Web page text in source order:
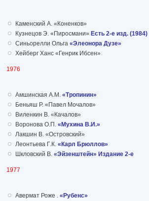
Каменский А. «Коненков»
Кузнецов Э. «Пиросмани» Есть 2-е изд. (1984)
Синьорелли Ольга «Элеонора Дузе»
Хейберг Ханс «Генрик Ибсен»
1976
Амшинская А.М. «Тропинин»
Беньяш Р. «Павел Мочалов»
Виленкин В. «Качалов»
Воронова О.П. «Мухина В.И.»
Лакшин В. «Островский»
Леонтьева Г.К. «Карл Брюллов»
Шкловский В. «Эйзенштейн» Издание 2-е
1977
Авермат Роже . «Рубенс»